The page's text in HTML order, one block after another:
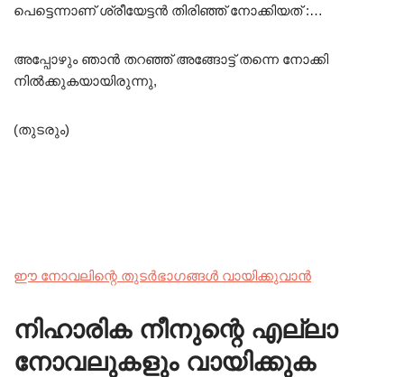
പെട്ടെന്നാണ് ശ്രീയേട്ടൻ തിരിഞ്ഞ് നോക്കിയത് :…
അപ്പോഴും ഞാൻ തറഞ്ഞ് അങ്ങോട്ട് തന്നെ നോക്കി
നിൽക്കുകയായിരുന്നു,
(തുടരും)
ഈ നോവലിന്റെ തുടർഭാഗങ്ങൾ വായിക്കുവാൻ
നിഹാരിക നീനുന്റെ എല്ലാ
നോവലുകളും വായിക്കുക